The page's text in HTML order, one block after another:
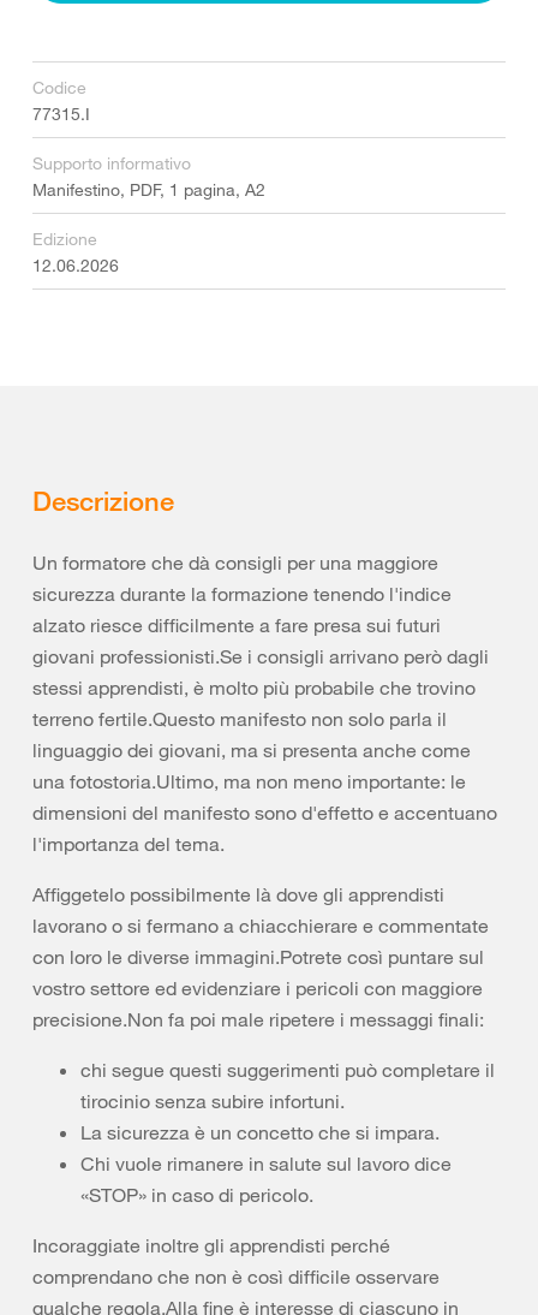
Codice
77315.I
Supporto informativo
Manifestino, PDF, 1 pagina, A2
Edizione
12.06.2026
Descrizione
Un formatore che dà consigli per una maggiore
sicurezza durante la formazione tenendo l'indice
alzato riesce difficilmente a fare presa sui futuri
giovani professionisti.Se i consigli arrivano però dagli
stessi apprendisti, è molto più probabile che trovino
terreno fertile.Questo manifesto non solo parla il
linguaggio dei giovani, ma si presenta anche come
una fotostoria.Ultimo, ma non meno importante: le
dimensioni del manifesto sono d'effetto e accentuano
l'importanza del tema.
Affiggetelo possibilmente là dove gli apprendisti
lavorano o si fermano a chiacchierare e commentate
con loro le diverse immagini.Potrete così puntare sul
vostro settore ed evidenziare i pericoli con maggiore
precisione.Non fa poi male ripetere i messaggi finali:
chi segue questi suggerimenti può completare il
tirocinio senza subire infortuni.
La sicurezza è un concetto che si impara.
Chi vuole rimanere in salute sul lavoro dice
«STOP» in caso di pericolo.
Incoraggiate inoltre gli apprendisti perché
comprendano che non è così difficile osservare
qualche regola.Alla fine è interesse di ciascuno in